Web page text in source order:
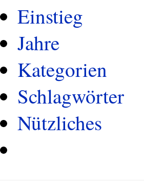
Einstieg
Jahre
Kategorien
Schlagwörter
Nützliches